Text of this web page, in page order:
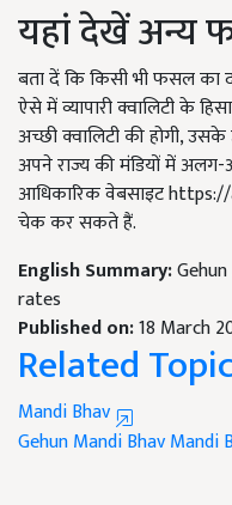
यहां देखें अन्य
बता दें कि किसी भी फसल का
ऐसे में व्यापारी क्वालिटी के
अच्छी क्वालिटी की होगी,
अपने राज्य की मंडियों में
आधिकारिक वेबसाइट
चेक कर सकते हैं.
English Summary:
rates
Published on:18 March
Related
Mandi Bhav
Gehun Mandi BhavMandi